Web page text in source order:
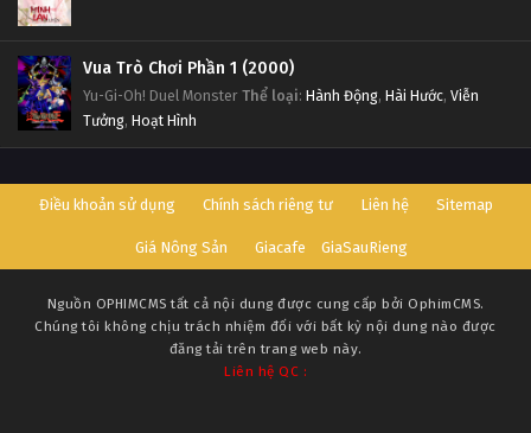
Vua Trò Chơi Phần 1 (2000)
Yu-Gi-Oh! Duel Monster Thể loại: Hành Động, Hài Hước, Viễn
Tưởng, Hoạt Hình
Điều khoản sử dụng Chính sách riêng tư Liên hệ Sitemap
Giá Nông Sản Giacafe GiaSauRieng
Nguồn OPHIMCMS tất cả nội dung được cung cấp bởi OphimCMS.
Chúng tôi không chịu trách nhiệm đối với bất kỳ nội dung nào được
đăng tải trên trang web này.
Liên hệ QC :